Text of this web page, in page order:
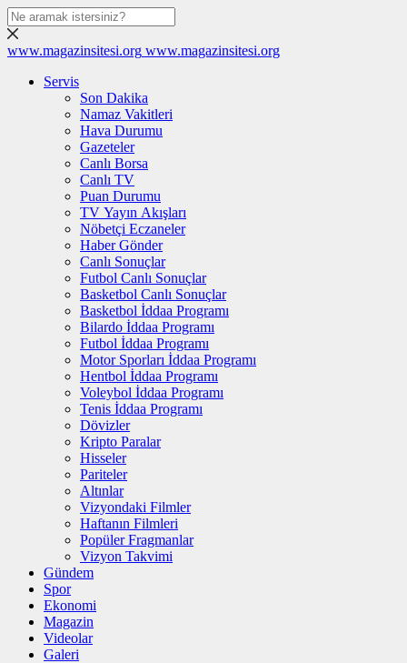
www.magazinsitesi.org www.magazinsitesi.org
Servis
Son Dakika
Namaz Vakitleri
Hava Durumu
Gazeteler
Canlı Borsa
Canlı TV
Puan Durumu
TV Yayın Akışları
Nöbetçi Eczaneler
Haber Gönder
Canlı Sonuçlar
Futbol Canlı Sonuçlar
Basketbol Canlı Sonuçlar
Basketbol İddaa Programı
Bilardo İddaa Programı
Futbol İddaa Programı
Motor Sporları İddaa Programı
Hentbol İddaa Programı
Voleybol İddaa Programı
Tenis İddaa Programı
Dövizler
Kripto Paralar
Hisseler
Pariteler
Altınlar
Vizyondaki Filmler
Haftanın Filmleri
Popüler Fragmanlar
Vizyon Takvimi
Gündem
Spor
Ekonomi
Magazin
Videolar
Galeri